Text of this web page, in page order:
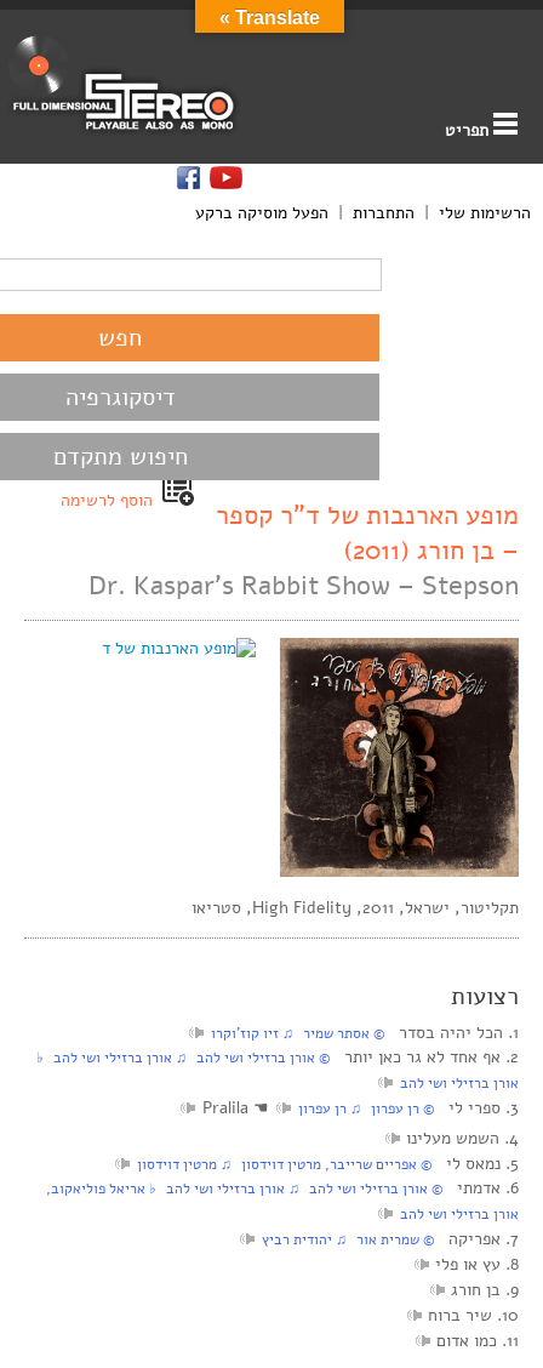
תפריט
הרשימות שלי | התחברות | הפעל מוסיקה ברקע
דיסקוגרפיה
חיפוש מתקדם
הוסף לרשימה
מופע הארנבות של ד”ר קספר
– בן חורג (2011)
Dr. Kaspar’s Rabbit Show – Stepson
תקליטור, ישראל, 2011, High Fidelity, סטריאו
רצועות
1. הכל יהיה בסדר © אסתר שמיר ♫ זיו קוז’וקרו
2. אף אחד לא גר כאן יותר
© אורן ברזילי ושי להב ♫ אורן ברזילי ושי להב ♭
אורן ברזילי ושי להב
3. ספרי לי © רן עפרון ♫ רן עפרון ☚
4. השמש מעלינו
5. נמאס לי
© אפריים שרייבר, מרטין דוידסון ♫ מרטין דוידסון
6. אדמתי
© אורן ברזילי ושי להב ♫ אורן ברזילי ושי להב ♭ אריאל פוליאקוב,
אורן ברזילי ושי להב
7. אפריקה © שמרית אור ♫ יהודית רביץ
8. עץ או פלי
9. בן חורג
10. שיר ברוח
11. כמו אדום
Translate »